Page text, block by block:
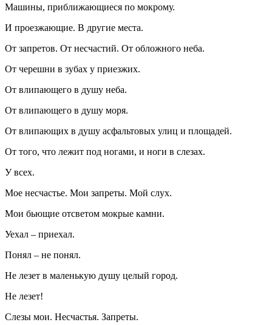
Машины, приближающиеся по мокрому.
И проезжающие. В другие места.
От запретов. От несчастий. От обложного неба.
От черешни в зубах у приезжих.
От влипающего в душу неба.
От влипающего в душу моря.
От влипающих в душу асфальтовых улиц и площадей.
От того, что лежит под ногами, и ноги в слезах.
У всех.
Мое несчастье. Мои запреты. Мой слух.
Мои бьющие отсветом мокрые камни.
Уехал – приехал.
Понял – не понял.
Не лезет в маленькую душу целый город.
Не лезет!
Слезы мои. Несчастья. Запреты.